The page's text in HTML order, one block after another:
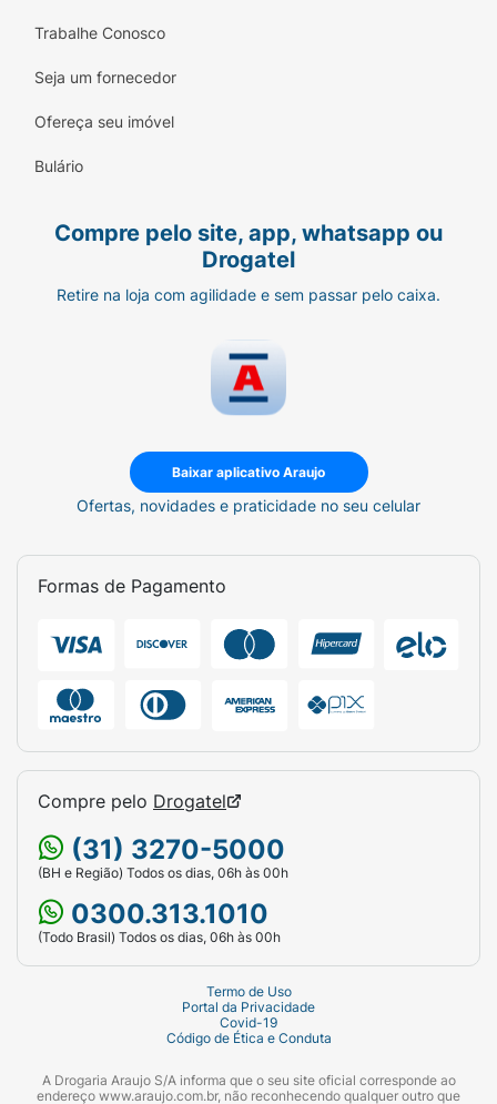
Trabalhe Conosco
Seja um fornecedor
Ofereça seu imóvel
Bulário
Compre pelo site, app, whatsapp ou
Drogatel
Retire na loja com agilidade e sem passar pelo caixa.
Baixar aplicativo Araujo
Ofertas, novidades e praticidade no seu celular
Formas de Pagamento
Compre pelo Drogatel
(31) 3270-5000
(BH e Região) Todos os dias, 06h às 00h
0300.313.1010
(Todo Brasil) Todos os dias, 06h às 00h
Termo de Uso
Portal da Privacidade
Covid-19
Código de Ética e Conduta
A Drogaria Araujo S/A informa que o seu site oficial corresponde ao
endereço www.araujo.com.br, não reconhecendo qualquer outro que